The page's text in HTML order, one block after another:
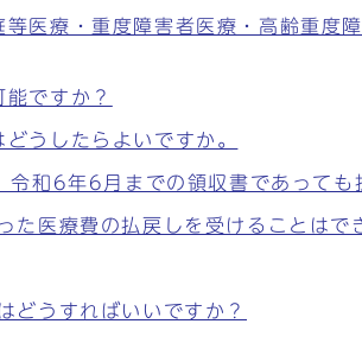
医療・重度障害者医療・高齢重度
ですか？
うしたらよいですか。
和6年6月までの領収書であっても
医療費の払戻しを受けることはで
どうすればいいですか？